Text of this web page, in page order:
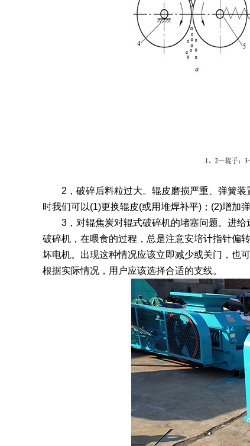
2，破碎后料粒过大。辊皮磨损严重、弹簧装
时我们可以(1)更换辊皮(或用堆焊补平)；(2)增加
3，对辊焦炭对辊式破碎机的堵塞问题。进给
破碎机，在喂食的过程，总是注意安培计指针偏
坏电机。出现这种情况应该立即减少或关门，也
根据实际情况，用户应该选择合适的支线。